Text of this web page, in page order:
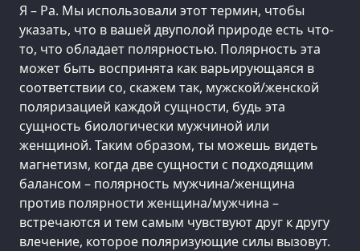
Я – Ра. Мы использовали этот термин, чтобы
указать, что в вашей двуполой природе есть что-
то, что обладает полярностью. Полярность эта
может быть воспринята как варьирующаяся в
соответствии со, скажем так, мужской/женской
поляризацией каждой сущности, будь эта
сущность биологически мужчиной или
женщиной. Таким образом, ты можешь видеть
магнетизм, когда две сущности с подходящим
балансом – полярность мужчина/женщина
против полярности женщина/мужчина –
встречаются и тем самым чувствуют друг к другу
влечение, которое поляризующие силы вызовут.